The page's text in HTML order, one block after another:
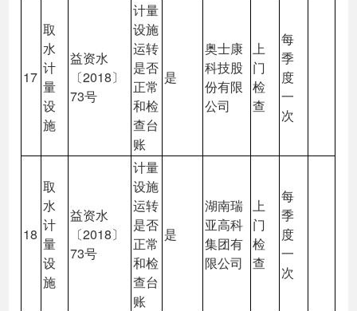
17
取
水
计
量
设
施
益资水
〔2018〕
73号
计量
设施
运转
是否
正常
和检
查台
账
是
奥士康
科技股
份有限
公司
上
门
检
查
每
季
度
一
次
18
取
水
计
量
设
施
益资水
〔2018〕
73号
计量
设施
运转
是否
正常
和检
查台
账
是
湖南瑞
亚高科
集团有
限公司
上
门
检
查
每
季
度
一
次